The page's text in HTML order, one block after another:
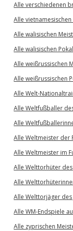
Alle verschiedenen
Alle
Alle walisischen
Alle walisischen
Alle weißrussischen
Alle weißrussischen
Alle Welt-
Alle Weltfußballer
Alle
Alle Weltmeister der
Alle Weltmeister im
Alle Welttorhüter des
Alle
Alle Welttorjäger des
Alle WM-Endspiele
Alle zyprischen